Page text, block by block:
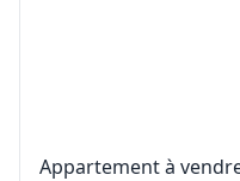
Appartement à